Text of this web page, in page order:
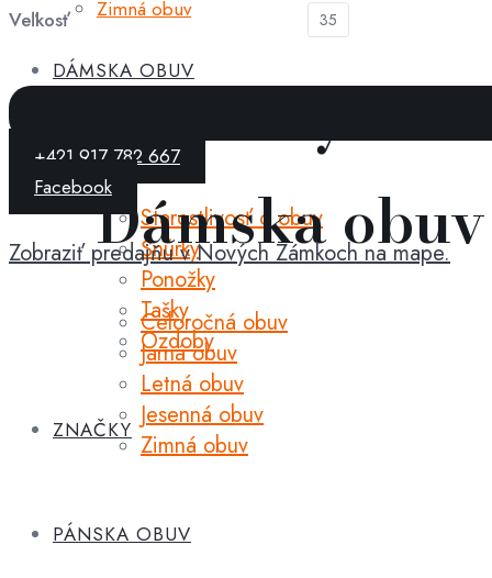
Doplnky
Starostlivosť o obuv
Šnúrky
Ponožky
Tašky
Ozdoby
ZNAČKY
Zimná obuv
DÁMSKA OBUV
Dámska obuv
Celoročná obuv
Jarná obuv
Letná obuv
Jesenná obuv
Zimná obuv
PÁNSKA OBUV
Veľkosť 35
+421 917 782 667
Facebook
Zobraziť predajňu v Nových Zámkoch na mape.